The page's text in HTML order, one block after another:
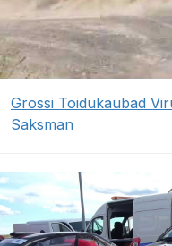
Grossi Toidukaubad
Saksman